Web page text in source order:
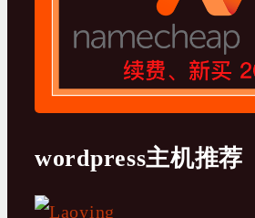
wordpress主机推荐